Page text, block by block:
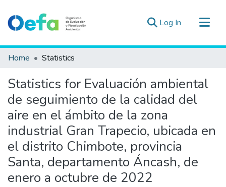
Log In (current)
Communities & Collections
Estad. Externas
Guias ▾
Home Statistics
Statistics for Evaluación ambiental
de seguimiento de la calidad del
aire en el ámbito de la zona
industrial Gran Trapecio, ubicada en
el distrito Chimbote, provincia
Santa, departamento Áncash, de
enero a octubre de 2022